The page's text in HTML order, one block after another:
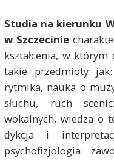
Studia na kierunku
w Szczecinie
kształcenia, w
takie przedmioty
rytmika, nauka o
słuchu, ruch
wokalnych, wiedza o
dykcja i
psychofizjologia